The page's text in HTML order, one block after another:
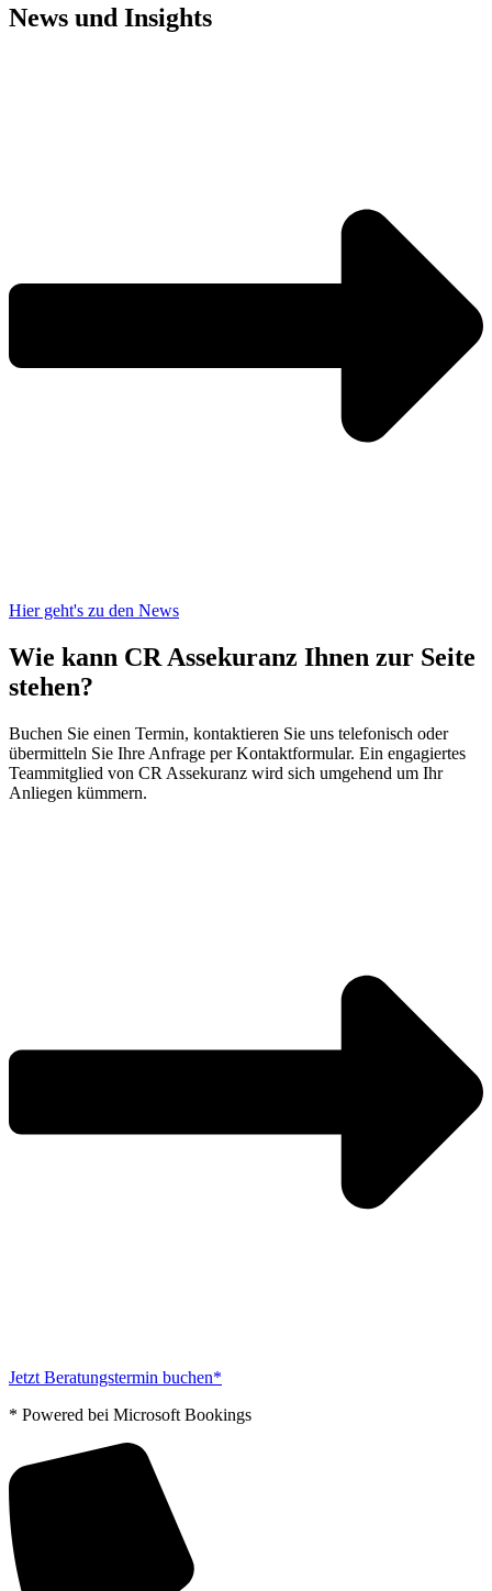
News und Insights
Hier geht's zu den News
Wie kann CR Assekuranz Ihnen zur Seite
stehen?
Buchen Sie einen Termin, kontaktieren Sie uns telefonisch oder
übermitteln Sie Ihre Anfrage per Kontaktformular. Ein engagiertes
Teammitglied von CR Assekuranz wird sich umgehend um Ihr
Anliegen kümmern.
Jetzt Beratungstermin buchen*
* Powered bei Microsoft Bookings